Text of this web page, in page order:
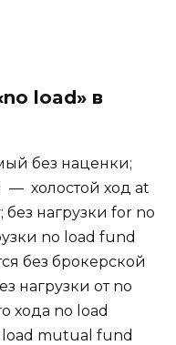
load» в
без наценки;
— холостой ход at
нагрузки for no
no load fund
без брокерской
нагрузки от no
хода no load
mutual fund